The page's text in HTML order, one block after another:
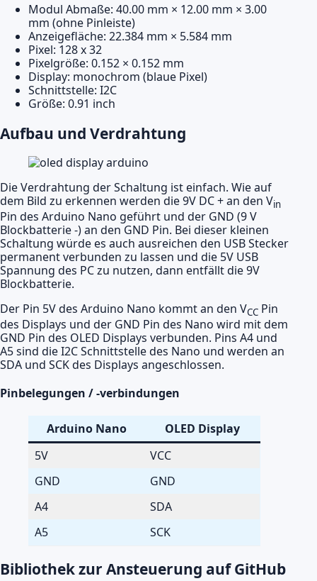
Modul Abmaße: 40.00 mm × 12.00 mm × 3.00
mm (ohne Pinleiste)
Anzeigefläche: 22.384 mm × 5.584 mm
Pixel: 128 x 32
Pixelgröße: 0.152 × 0.152 mm
Display: monochrom (blaue Pixel)
Schnittstelle: I2C
Größe: 0.91 inch
Aufbau und Verdrahtung
Die Verdrahtung der Schaltung ist einfach. Wie auf
dem Bild zu erkennen werden die 9V DC + an den Vin
Pin des Arduino Nano geführt und der GND (9 V
Blockbatterie -) an den GND Pin. Bei dieser kleinen
Schaltung würde es auch ausreichen den USB Stecker
permanent verbunden zu lassen und die 5V USB
Spannung des PC zu nutzen, dann entfällt die 9V
Blockbatterie.
Der Pin 5V des Arduino Nano kommt an den VCC Pin
des Displays und der GND Pin des Nano wird mit dem
GND Pin des OLED Displays verbunden. Pins A4 und
A5 sind die I2C Schnittstelle des Nano und werden an
SDA und SCK des Displays angeschlossen.
Pinbelegungen / -verbindungen
Arduino Nano
OLED Display
5V
VCC
GND
GND
A4
SDA
A5
SCK
Bibliothek zur Ansteuerung auf GitHub